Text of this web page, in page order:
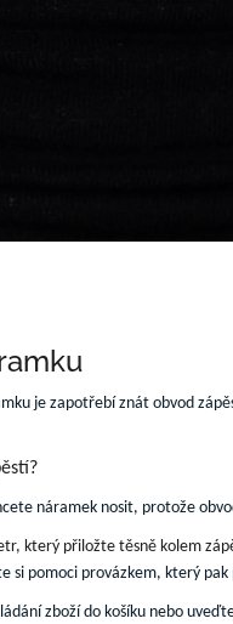
je zapotřebí znát obvod
náramek nosit, protože
který přiložte těsně kolem
si pomoci provázkem, který
zboží do košíku nebo